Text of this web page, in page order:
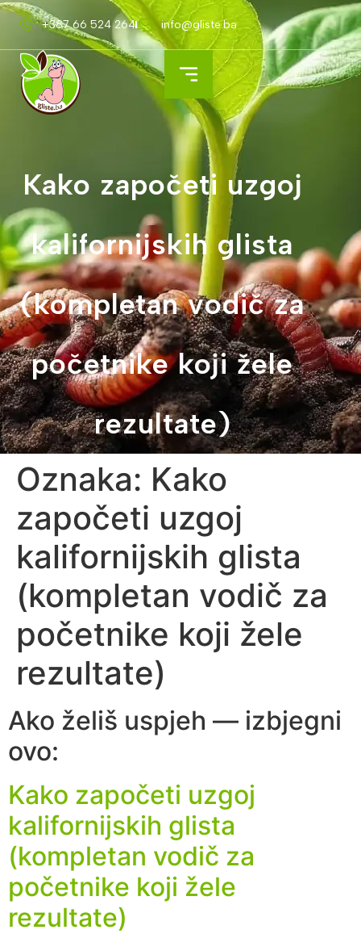
+387 66 524 264 info@gliste.ba
Kako započeti uzgoj
kalifornijskih glista
(kompletan vodič za
početnike koji žele
rezultate)
Oznaka: Kako
započeti uzgoj
kalifornijskih glista
(kompletan vodič za
početnike koji žele
rezultate)
Ako želiš uspjeh — izbjegni
ovo:
Kako započeti uzgoj
kalifornijskih glista
(kompletan vodič za
početnike koji žele
rezultate)